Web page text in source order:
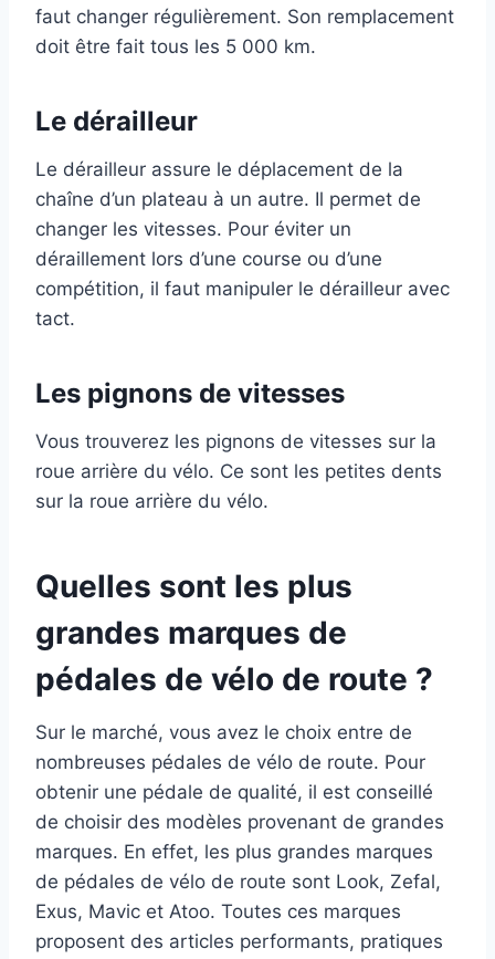
faut changer régulièrement. Son remplacement
doit être fait tous les 5 000 km.
Le dérailleur
Le dérailleur assure le déplacement de la
chaîne d’un plateau à un autre. Il permet de
changer les vitesses. Pour éviter un
déraillement lors d’une course ou d’une
compétition, il faut manipuler le dérailleur avec
tact.
Les pignons de vitesses
Vous trouverez les pignons de vitesses sur la
roue arrière du vélo. Ce sont les petites dents
sur la roue arrière du vélo.
Quelles sont les plus
grandes marques de
pédales de vélo de route ?
Sur le marché, vous avez le choix entre de
nombreuses pédales de vélo de route. Pour
obtenir une pédale de qualité, il est conseillé
de choisir des modèles provenant de grandes
marques. En effet, les plus grandes marques
de pédales de vélo de route sont Look, Zefal,
Exus, Mavic et Atoo. Toutes ces marques
proposent des articles performants, pratiques